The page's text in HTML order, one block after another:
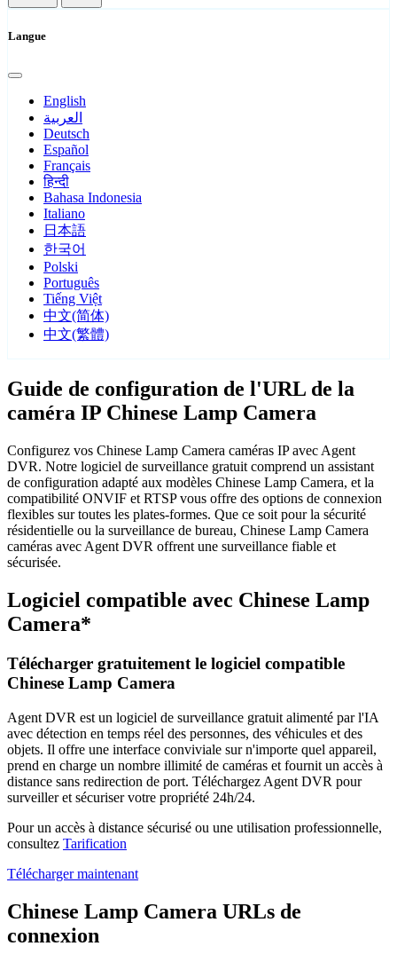
Langue
English
العربية
Deutsch
Español
Français
हिन्दी
Bahasa Indonesia
Italiano
日本語
한국어
Polski
Português
Tiếng Việt
中文(简体)
中文(繁體)
Guide de configuration de l'URL de la
caméra IP Chinese Lamp Camera
Configurez vos Chinese Lamp Camera caméras IP avec Agent
DVR. Notre logiciel de surveillance gratuit comprend un assistant
de configuration adapté aux modèles Chinese Lamp Camera, et la
compatibilité ONVIF et RTSP vous offre des options de connexion
flexibles sur toutes les plates-formes. Que ce soit pour la sécurité
résidentielle ou la surveillance de bureau, Chinese Lamp Camera
caméras avec Agent DVR offrent une surveillance fiable et
sécurisée.
Logiciel compatible avec Chinese Lamp
Camera*
Télécharger gratuitement le logiciel compatible
Chinese Lamp Camera
Agent DVR est un logiciel de surveillance gratuit alimenté par l'IA
avec détection en temps réel des personnes, des véhicules et des
objets. Il offre une interface conviviale sur n'importe quel appareil,
prend en charge un nombre illimité de caméras et fournit un accès à
distance sans redirection de port. Téléchargez Agent DVR pour
surveiller et sécuriser votre propriété 24h/24.
Pour un accès à distance sécurisé ou une utilisation professionnelle,
consultez Tarification
Télécharger maintenant
Chinese Lamp Camera URLs de
connexion